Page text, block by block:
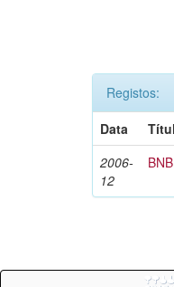
Registos:
Data
2006-
12